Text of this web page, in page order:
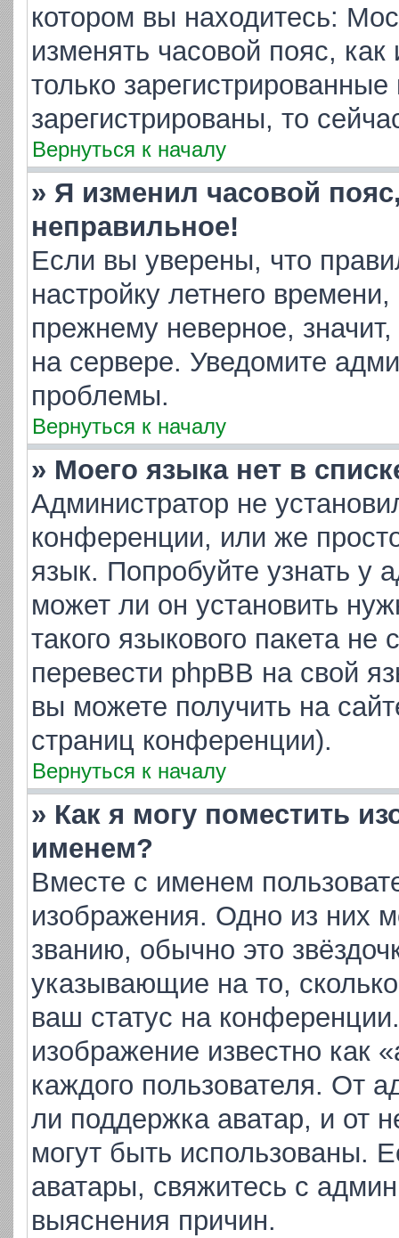
котором вы находитесь:
изменять часовой пояс,
только
зарегистрированы, то
Вернуться к началу
» Я изменил часовой
неправильное!
Если вы уверены, что
настройку летнего
прежнему неверное,
на сервере. Уведомите
проблемы.
Вернуться к началу
» Моего языка нет в
Администратор не
конференции, или же
язык. Попробуйте узнать у
может ли он установить
такого языкового пакета
перевести phpBB на свой
вы можете получить на
страниц конференции).
Вернуться к началу
» Как я могу поместить
именем?
Вместе с именем
изображения. Одно из них
званию, обычно это
указывающие на то,
ваш статус на
изображение известно как
каждого пользователя. От
ли поддержка аватар, и от
могут быть использованы.
аватары, свяжитесь с
выяснения причин.